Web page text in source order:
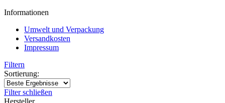
Informationen
Umwelt und Verpackung
Versandkosten
Impressum
Filtern
Sortierung:
Filter schließen
Hersteller